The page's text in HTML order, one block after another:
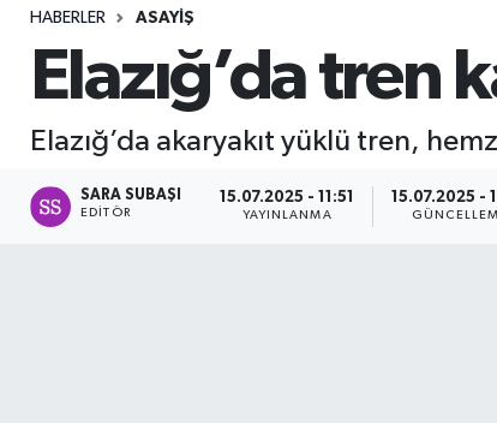
HABERLER ASAYIŞ
Elazığ’da tren
Elazığ’da akaryakıt yüklü tren,
SARA SUBAŞI
EDITÖR
15.07.2025 - 11:51
YAYINLANMA
15.07.2025 -
Seri İlan
Spor